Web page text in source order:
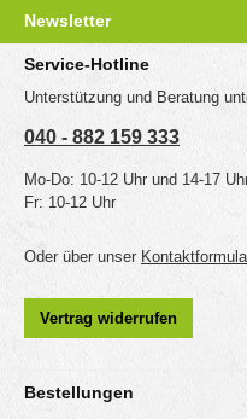
Newsletter
Service-Hotline
Unterstützung und Beratung
040 - 882 159 333
Mo-Do: 10-12 Uhr und 14-17
Fr: 10-12 Uhr
Oder über unser
Vertrag widerrufen
Bestellungen